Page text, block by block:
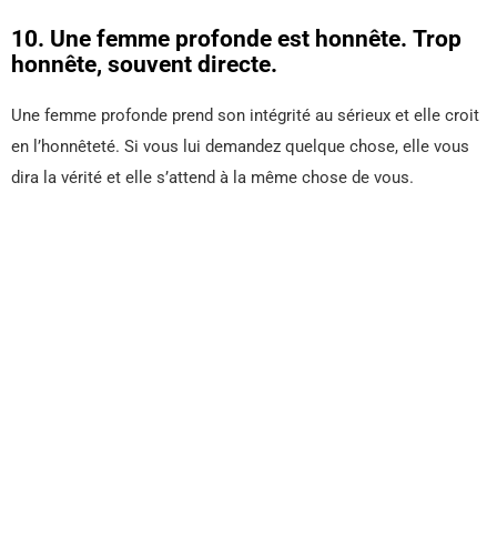
10. Une femme profonde est honnête. Trop
honnête, souvent directe.
Une femme profonde prend son intégrité au sérieux et elle croit
en l’honnêteté. Si vous lui demandez quelque chose, elle vous
dira la vérité et elle s’attend à la même chose de vous.